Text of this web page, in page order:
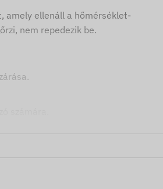
amely ellenáll a hőmérséklet-
nem repedezik be.
számára.
alapulnak, melyek nem